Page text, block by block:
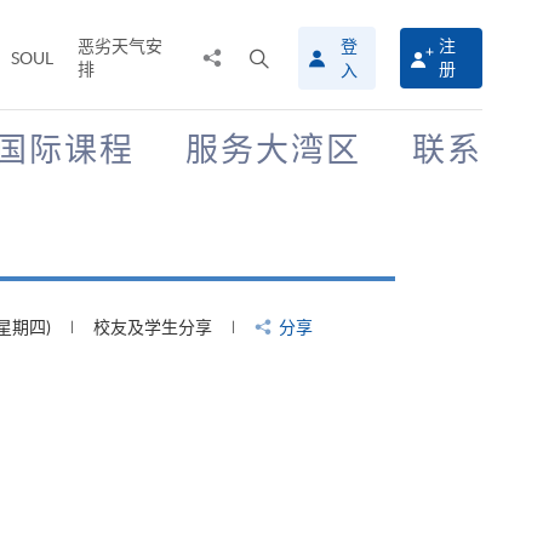
SOUL
恶劣天气安
排
搜
寻
介
登
入
注
册
国际课程 服务大湾区 联系
期四) 校友及学生分享 分享